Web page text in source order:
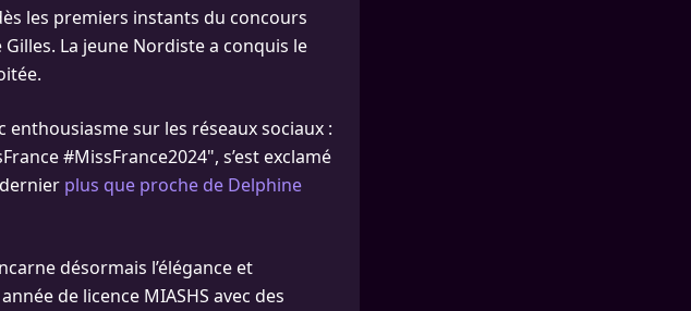
les premiers instants du concours
La jeune Nordiste a conquis le
enthousiasme sur les réseaux sociaux :
#MissFrance2024", s’est exclamé
plus que proche de Delphine
désormais l’élégance et
de licence MIASHS avec des